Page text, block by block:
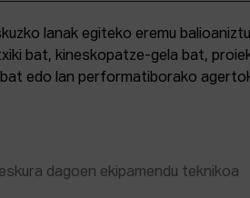
lanak egiteko eremu
bat, kineskopatze-gela bat,
edo lan performatiborako
dagoen ekipamendu teknikoa